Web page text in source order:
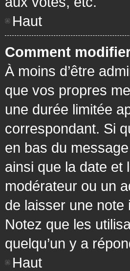
Haut
Comment
À moins d’être
que vos propres
une durée limitée
correspondant. Si
en bas du
ainsi que la date et
modérateur ou un
de laisser une note
Notez que les
quelqu’un y a
Haut